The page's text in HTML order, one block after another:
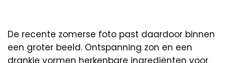
De recente zomerse foto past daardoor binnen
een groter beeld. Ontspanning zon en een
drankje vormen herkenbare ingrediënten voor